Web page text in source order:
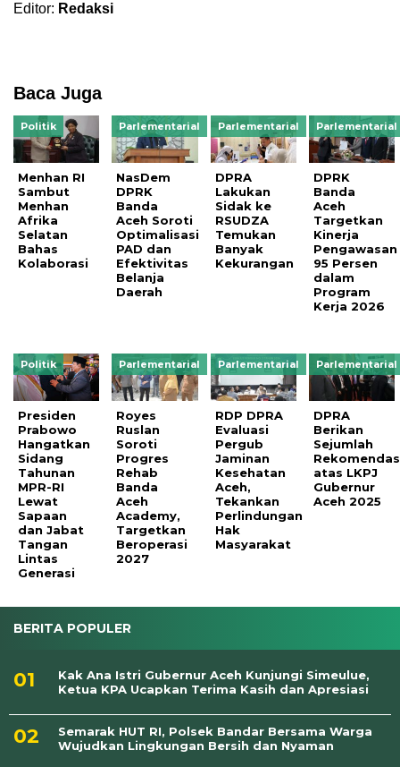
Editor: Redaksi
Baca Juga
Politik
Menhan RI
Sambut
Menhan
Afrika
Selatan
Bahas
Kolaborasi
Parlementarial
NasDem
DPRK
Banda
Aceh Soroti
Optimalisasi
PAD dan
Efektivitas
Belanja
Daerah
Parlementarial
DPRA
Lakukan
Sidak ke
RSUDZA
Temukan
Banyak
Kekurangan
Parlementarial
DPRK
Banda
Aceh
Targetkan
Kinerja
Pengawasan
95 Persen
dalam
Program
Kerja 2026
Politik
Presiden
Prabowo
Hangatkan
Sidang
Tahunan
MPR-RI
Lewat
Sapaan
dan Jabat
Tangan
Lintas
Generasi
Parlementarial
Royes
Ruslan
Soroti
Progres
Rehab
Banda
Aceh
Academy,
Targetkan
Beroperasi
2027
Parlementarial
RDP DPRA
Evaluasi
Pergub
Jaminan
Kesehatan
Aceh,
Tekankan
Perlindungan
Hak
Masyarakat
Parlementarial
DPRA
Berikan
Sejumlah
atas LKPJ
Gubernur
Aceh 2025
BERITA POPULER
Kak Ana Istri Gubernur Aceh Kunjungi Simeulue,
Ketua KPA Ucapkan Terima Kasih dan Apresiasi
Semarak HUT RI, Polsek Bandar Bersama Warga
Wujudkan Lingkungan Bersih dan Nyaman